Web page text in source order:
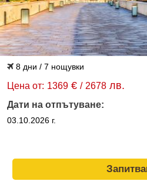
8 дни / 7 нощувки
Цена от: 1369 € / 2678 лв.
Дати на отпътуване:
03.10.2026 г.